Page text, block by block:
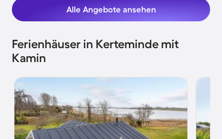
Alle Angebote ansehen
Ferienhäuser in Kerteminde mit
Kamin